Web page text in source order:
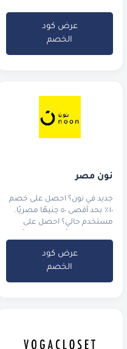
عرض كود
الخصم
نون مصر
جديد في نون؟ احصل على خصم
١٠٪ بحد أقصى ٥٠ جنيهًا مصريًا.
مستخدم حالي؟ احصل على
عرض كود
الخصم